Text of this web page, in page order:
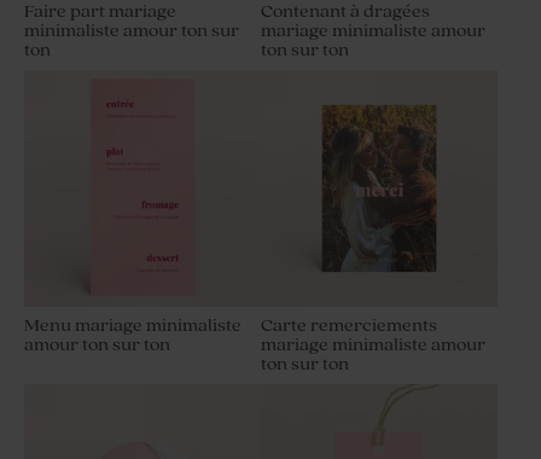
Faire part mariage
minimaliste amour ton sur
ton
Contenant à dragées
mariage minimaliste amour
ton sur ton
Menu mariage minimaliste
amour ton sur ton
Carte remerciements
mariage minimaliste amour
ton sur ton